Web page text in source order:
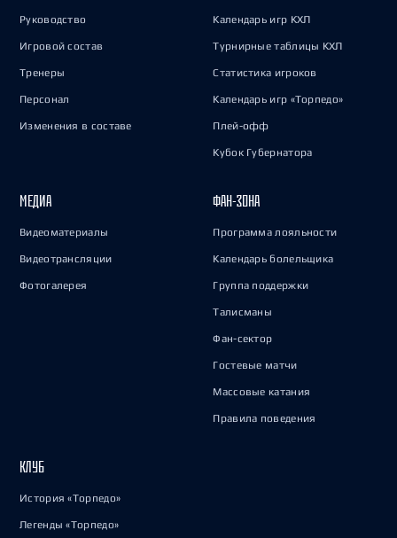
Руководство
Игровой состав
Тренеры
Персонал
Изменения в составе
Календарь игр КХЛ
Турнирные таблицы КХЛ
Статистика игроков
Календарь игр «Торпедо»
Плей-офф
Кубок Губернатора
МЕДИА
Видеоматериалы
Видеотрансляции
Фотогалерея
ФАН-ЗОНА
Программа лояльности
Календарь болельщика
Группа поддержки
Талисманы
Фан-сектор
Гостевые матчи
Массовые катания
Правила поведения
КЛУБ
История «Торпедо»
Легенды «Торпедо»